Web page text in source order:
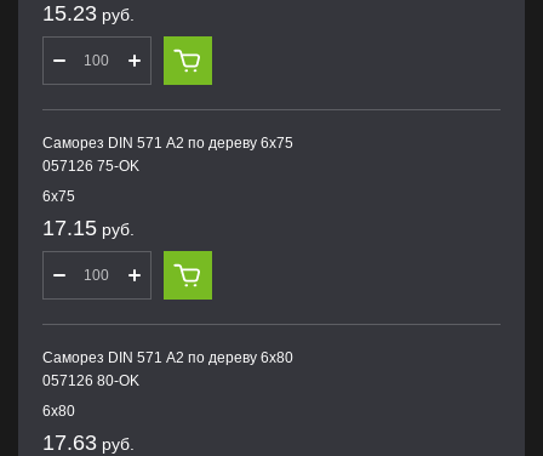
15.23 руб.
Саморез DIN 571 А2 по дереву 6х75
057126 75-OK
6х75
17.15 руб.
Саморез DIN 571 А2 по дереву 6х80
057126 80-OK
6х80
17.63 руб.